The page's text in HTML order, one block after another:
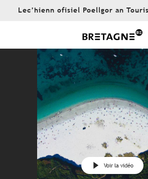
Lec’hienn ofisiel Poellgor an
Voir la vidéo